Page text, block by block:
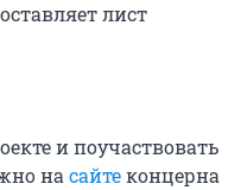
лист
и поучаствовать
на сайтеконцерна